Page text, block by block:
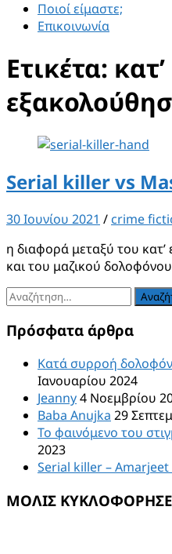
Ποιοί είμαστε;
Επικοινωνία
Ετικέτα: κατ’
Serial killer vs
30 Ιουνίου 2021 / crime
η διαφορά μεταξύ του
και του μαζικού δολοφόνου
Αναζήτηση
για:
Πρόσφατα άρθρα
Κατά συρροή
Ιανουαρίου 2024
Jeanny4 Νοεμβρίου
Baba Anujka 29
Το φαινόμενο του
2023
Serial killer – Amarjeet
ΜΟΛΙΣ